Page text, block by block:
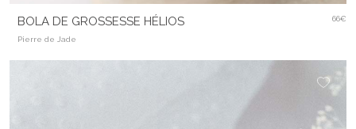
BOLA DE GROSSESSE HÉLIOS
Pierre de Jade
66€